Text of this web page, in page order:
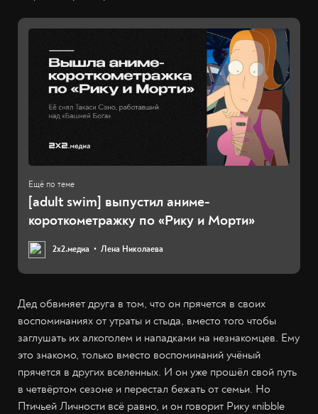
[adult swim] выпустил аниме-
короткометражку по «Рику и Морти»
2х2.медиа Лена Николаева
Дед обвиняет друга в том, что он прячется в своих
воспоминаниях от утраты и стыда, вместо того чтобы
заглушать их алкоголем и нападками на незнакомцев. Ему
это знакомо, только вместо воспоминаний учёный
прячется в других вселенных. И он уже прошёл свой путь
в четвёртом сезоне и перестал бежать от семьи. Но
Птичьей Личности всё равно, и он говорит Рику «nibble